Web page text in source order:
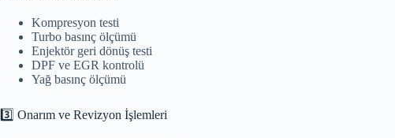
Kompresyon testi
Turbo basınç ölçümü
Enjektör geri dönüş testi
DPF ve EGR kontrolü
Yağ basınç ölçümü
3️⃣ Onarım ve Revizyon İşlemleri